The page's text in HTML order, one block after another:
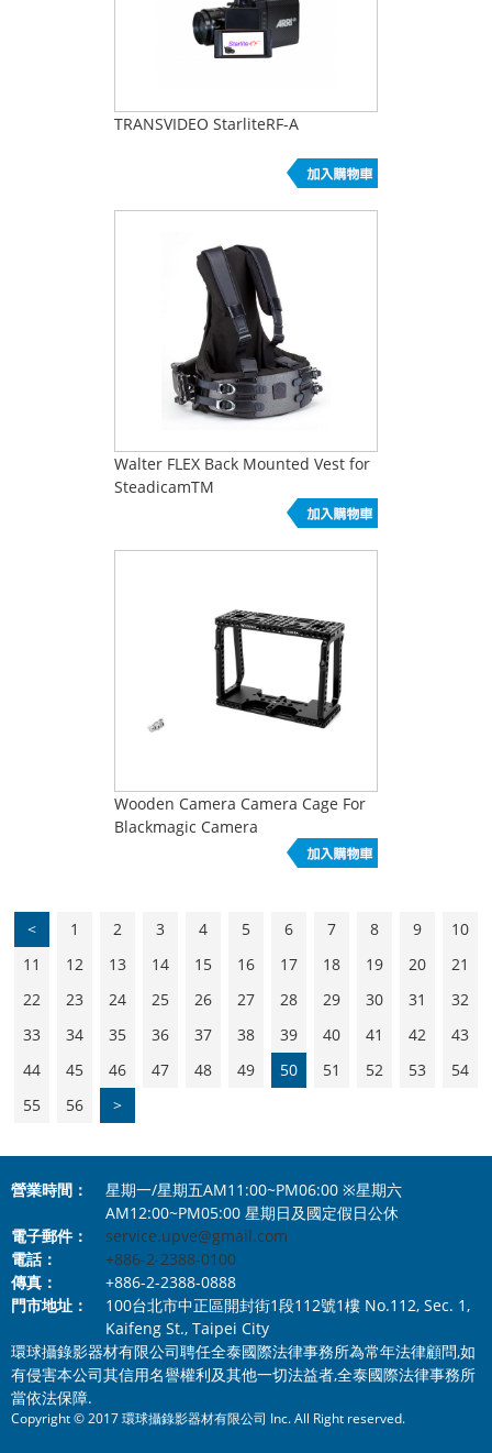
TRANSVIDEO StarliteRF-A
Walter FLEX Back Mounted Vest for
SteadicamTM
Wooden Camera Camera Cage For
Blackmagic Camera
< 1 2 3 4 5 6 7 8 9
10
11
12 13 14 15 16 17 18 19 20
21
22
23 24 25 26 27 28 29 30 31
32
33
34 35 36 37 38 39 40 41 42
43
44
45 46 47 48 49 50 51 52 53
54
55
56 >
營業時間：
星期一/星期五AM11:00~PM06:00 ※星期六
AM12:00~PM05:00 星期日及國定假日公休
電子郵件：
service.upve@gmail.com
電話：
+886-2-2388-0100
傳真：
+886-2-2388-0888
門市地址：
100台北市中正區開封街1段112號1樓 No.112, Sec. 1,
Kaifeng St., Taipei City
環球攝錄影器材有限公司聘任全泰國際法律事務所為常年法律顧問,如
有侵害本公司其信用名譽權利及其他一切法益者,全泰國際法律事務所
當依法保障.
Copyright © 2017 環球攝錄影器材有限公司 Inc. All Right reserved.